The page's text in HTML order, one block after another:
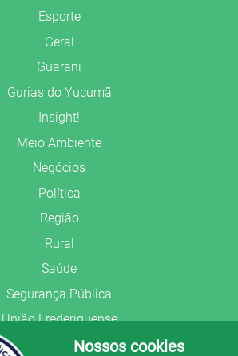
Esporte
Geral
Guarani
Gurias do Yucumã
Insight!
Meio Ambiente
Negócios
Política
Região
Rural
Saúde
Segurança Pública
União Frederiquense
Nossos cookies